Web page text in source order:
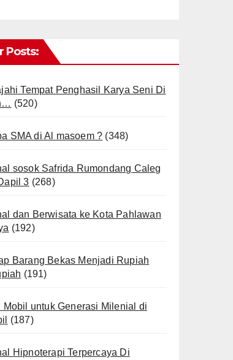
Posts:
Tempat Penghasil Karya Seni Di
(520)
SMA di Al masoem ? (348)
sosok Safrida Rumondang Caleg
3 (268)
dan Berwisata ke Kota Pahlawan
(192)
Barang Bekas Menjadi Rupiah
(191)
Mobil untuk Generasi Milenial di
(187)
Hipnoterapi Terpercaya Di